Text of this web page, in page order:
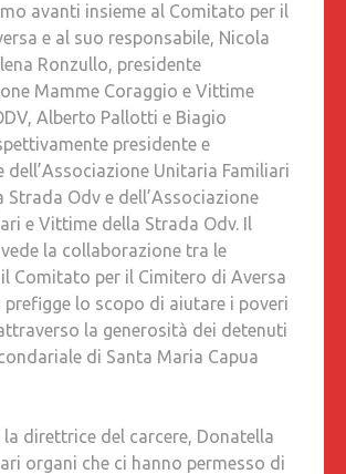
avanti insieme al Comitato per il
e al suo responsabile, Nicola
Ronzullo, presidente
Mamme Coraggio e Vittime
Alberto Pallotti e Biagio
presidente e
dell’Associazione Unitaria Familiari
Strada Odv e dell’Associazione
e Vittime della Strada Odv. Il
la collaborazione tra le
Comitato per il Cimitero di Aversa
prefigge lo scopo di aiutare i poveri
la generosità dei detenuti
di Santa Maria Capua
direttrice del carcere, Donatella
organi che ci hanno permesso di